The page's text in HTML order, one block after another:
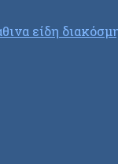
είδη